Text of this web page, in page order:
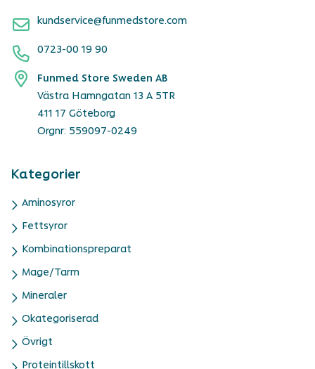
kundservice@funmedstore.com
0723-00 19 90
Funmed Store Sweden AB
Västra Hamngatan 13 A 5TR
411 17 Göteborg
Orgnr: 559097-0249
Kategorier
Aminosyror
Fettsyror
Kombinationspreparat
Mage/Tarm
Mineraler
Okategoriserad
Övrigt
Proteintillskott